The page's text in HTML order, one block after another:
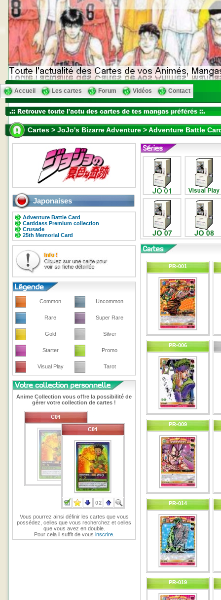
Accueil Les cartes Forum Vidéos Contact
Cartes > JoJo's Bizarre Adventure > Adventure Battle
Japonaises
Adventure Battle Card
Carddass Premium collection
Crusade
25th Memorial Card
Common Uncommon
Rare Super Rare
Gold Silver
Starter Promo
Visual Play Tarot
Anime Collection vous offre la possibilité de
gérer votre collection de cartes !
Vous pourrez ainsi définir les cartes que vous
possédez, celles que vous recherchez et celles
que vous avez en double.
Pour cela il suffit de vous inscrire.
PR-001
PR-006
PR-009
PR-014
PR-019